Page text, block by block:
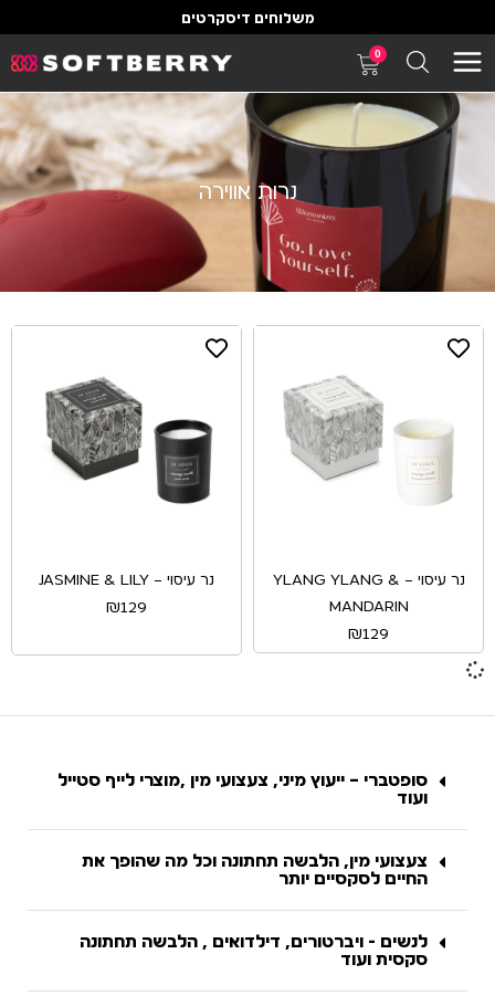
משלוחים דיסקרטים
0
נרות אווירה
נר עיסוי – YLANG YLANG &
MANDARIN
₪129
נר עיסוי – JASMINE & LILY
₪129
סופטברי – ייעוץ מיני, צעצועי מין ,מוצרי לייף סטייל
ועוד
צעצועי מין, הלבשה תחתונה וכל מה שהופך את
החיים לסקסיים יותר
לנשים - ויברטורים, דילדואים , הלבשה תחתונה
סקסית ועוד